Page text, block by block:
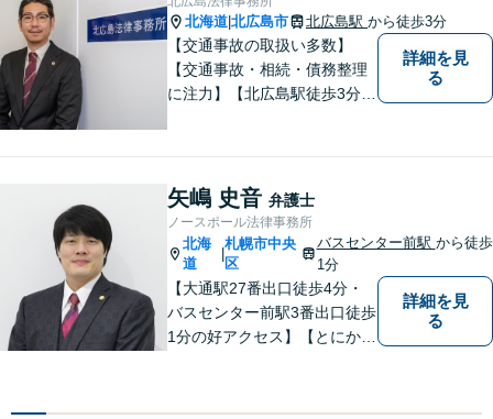
広く対応する４０代の経験豊
富な弁護士です。
北海道 北広島市 北広島駅 から徒歩3分
【交通事故の取扱い多数】
【交通事故・相続・債務整理
に注力】【北広島駅徒歩3分】
続、交通事故、労働、企業法
務など、多岐に渡る分野に精
通しています。どうぞお気軽
にご連絡ください。
詳細を見
る
矢嶋 史音 弁護士
ノースポール法律事務所
北海
道
札幌市中央
区
バスセンター前駅 から徒歩
1分
【大通駅27番出口徒歩4分・
バスセンター前駅3番出口徒歩
1分の好アクセス】【とにかく
決することもよくあります】
詳細を見
る